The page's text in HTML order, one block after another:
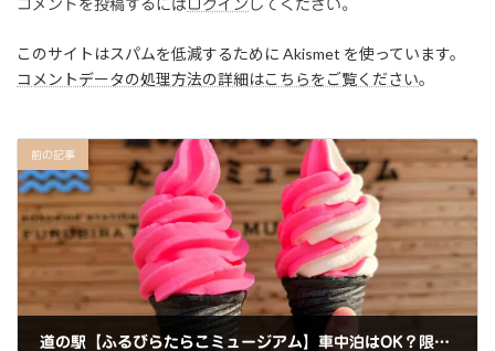
k
コメントを投稿するには ログイン してください。
このサイトはスパムを低減するために Akismet を使っています。
コメントデータの処理方法の詳細はこちらをご覧ください。
前の記事
道の駅【ふるびらたらこミュージアム】車中泊はOK？限定グルメ＆周辺観光情報